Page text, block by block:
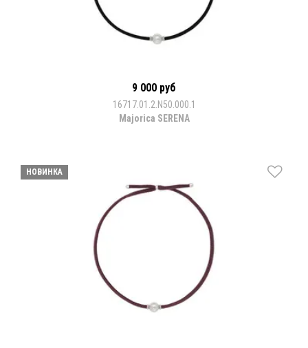
9 000 руб
16717.01.2.N50.000.1
Majorica SERENA
НОВИНКА